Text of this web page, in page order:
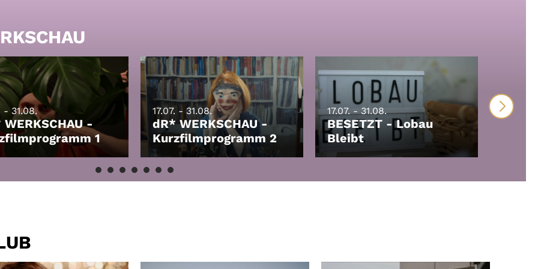
- 31.08.
-
1
17.07. - 31.08.
dR* WERKSCHAU -
Kurzfilmprogramm 2
LEIHEN
17.07. - 31.08.
BESETZT - Lobau
Bleibt
LEIHEN